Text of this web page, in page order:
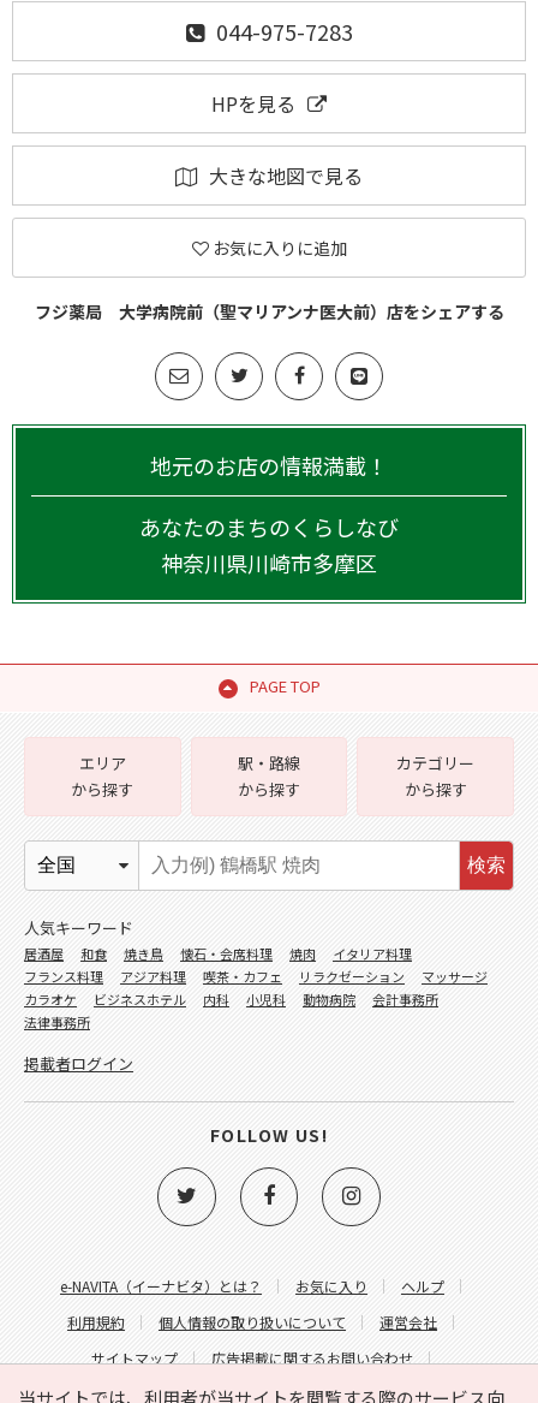
044-975-7283
HPを見る
大きな地図で見る
お気に入りに追加
フジ薬局 大学病院前（聖マリアンナ医大前）店をシェアする
地元のお店の情報満載！
あなたのまちのくらしなび
神奈川県川崎市多摩区
PAGE TOP
当サイトでは、利用者が当サイトを閲覧する際のサービス向
e-NAVITA（イーナビタ）とは？ お気に入り
ヘルプ
利用規約
個人情報の取り扱いについて
運営会社
サイトマップ
広告掲載に関するお問い合わせ
サイトの内容に関するお問い合わせ
エリア
から探す
駅・路線
から探す
カテゴリー
から探す
検索
人気キーワード
居酒屋 和食 焼き鳥 懐石・会席料理 焼肉
イタリア料理
フランス料理
アジア料理 喫茶・カフェ リラクゼーション
マッサージ
カラオケ
ビジネスホテル 内科 小児科 動物病院
会計事務所
法律事務所
掲載者ログイン
FOLLOW US!